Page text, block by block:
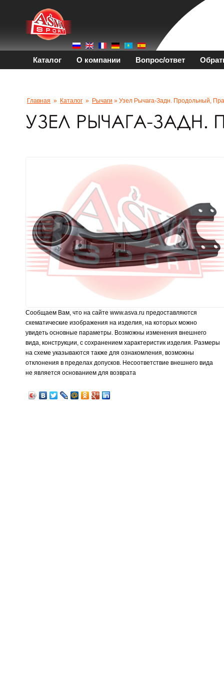
Каталог О компании Вопрос/ответ
Главная » Каталог » Рычаги » Узел Рычага-Задн. Продольный,
Сообщаем Вам, что на сайте www.asva.ru предоставляются
схематические изображения на изделия, на которых можно
увидеть основные параметры. Возможны изменения внешнего
вида, конструкции, с сохранением характеристик изделия. Размеры
на схеме указываются также для ознакомления, возможны
отклонения в пределах допусков. Несоответствие внешнего вида
не является основанием для возврата